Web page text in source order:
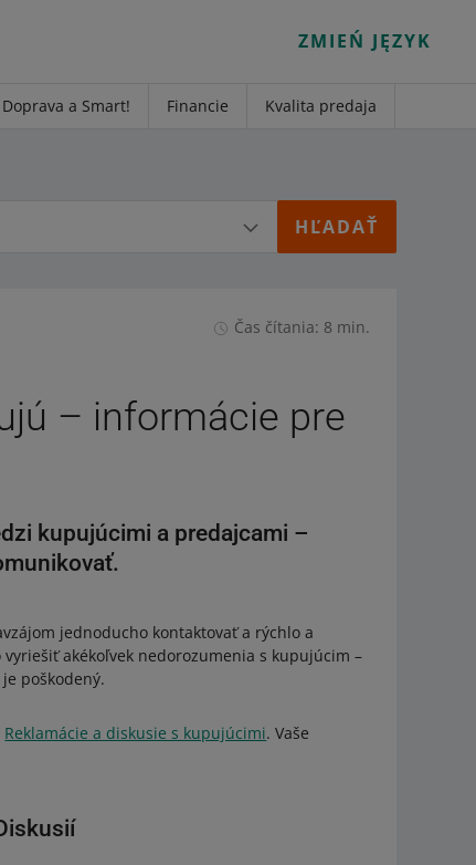
ZMIEŃ JĘZYK
Doprava a Smart! Financie Kvalita predaja
Čas čítania: 8 min.
– informácie pre
kupujúcimi a predajcami –
jednoducho kontaktovať a rýchlo a
akékoľvek nedorozumenia s kupujúcim –
poškodený.
Reklamácie a diskusie s kupujúcimi. Vaše